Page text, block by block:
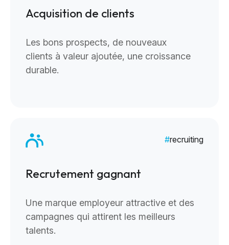
Acquisition de clients
Les bons prospects, de nouveaux
clients à valeur ajoutée, une croissance
durable.
recruiting
Recrutement gagnant
Une marque employeur attractive et des
campagnes qui attirent les meilleurs
talents.